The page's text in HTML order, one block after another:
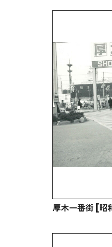
厚木一番街 [昭